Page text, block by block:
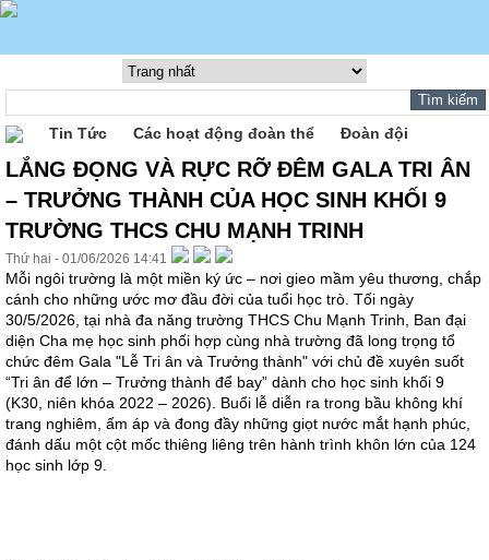
Tin Tức Các hoạt động đoàn thể Đoàn đội
LẮNG ĐỌNG VÀ RỰC RỠ ĐÊM GALA TRI ÂN
– TRƯỞNG THÀNH CỦA HỌC SINH KHỐI 9
TRƯỜNG THCS CHU MẠNH TRINH
Thứ hai - 01/06/2026 14:41
Mỗi ngôi trường là một miền ký ức – nơi gieo mầm yêu thương, chắp
cánh cho những ước mơ đầu đời của tuổi học trò. Tối ngày
30/5/2026, tại nhà đa năng trường THCS Chu Mạnh Trinh, Ban đại
diện Cha mẹ học sinh phối hợp cùng nhà trường đã long trọng tổ
chức đêm Gala "Lễ Tri ân và Trưởng thành" với chủ đề xuyên suốt
“Tri ân để lớn – Trưởng thành để bay” dành cho học sinh khối 9
(K30, niên khóa 2022 – 2026). Buổi lễ diễn ra trong bầu không khí
trang nghiêm, ấm áp và đong đầy những giọt nước mắt hạnh phúc,
đánh dấu một cột mốc thiêng liêng trên hành trình khôn lớn của 124
học sinh lớp 9.